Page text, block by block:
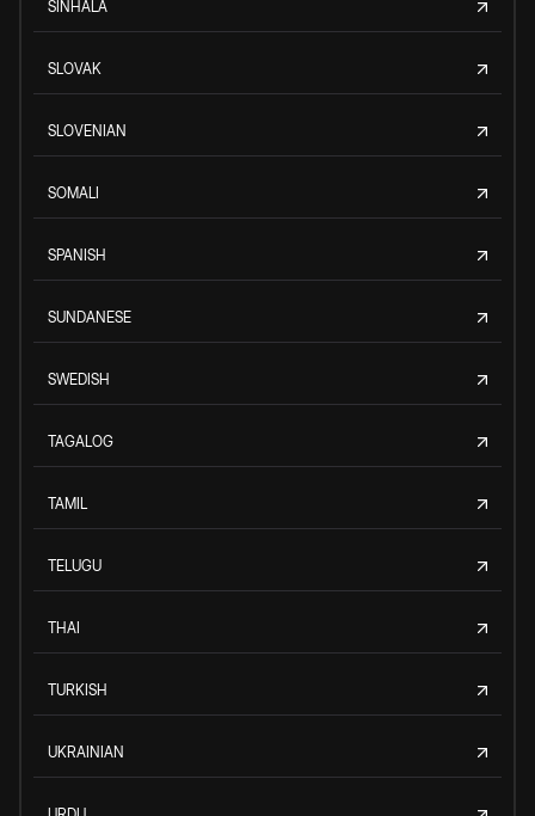
SINHALA
SLOVAK
SLOVENIAN
SOMALI
SPANISH
SUNDANESE
SWEDISH
TAGALOG
TAMIL
TELUGU
THAI
TURKISH
UKRAINIAN